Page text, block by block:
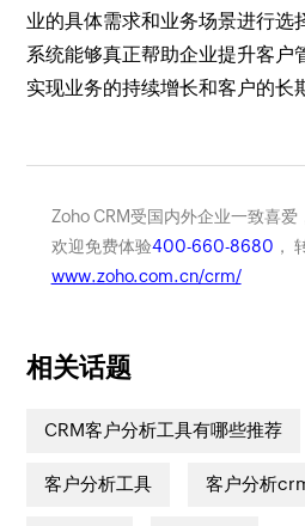
业的具体需求和业务场景进行选
系统能够真正帮助企业提升客户
实现业务的持续增长和客户的长
Zoho CRM受国内外企业一致喜爱
欢迎免费体验400-660-8680 ，
www.zoho.com.cn/crm/
相关话题
CRM客户分析工具有哪些推荐
客户分析工具 客户分析